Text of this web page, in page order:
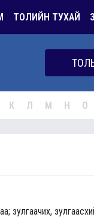
ТОЛИЙН ТУХАЙ
К Л М Н О
зулгаачих,